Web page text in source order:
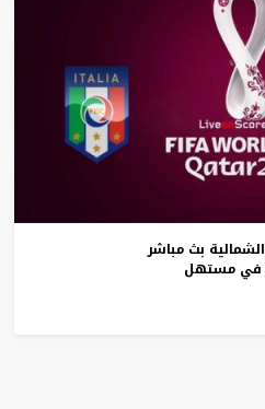
الشمالية بث مباشر
في مستهل